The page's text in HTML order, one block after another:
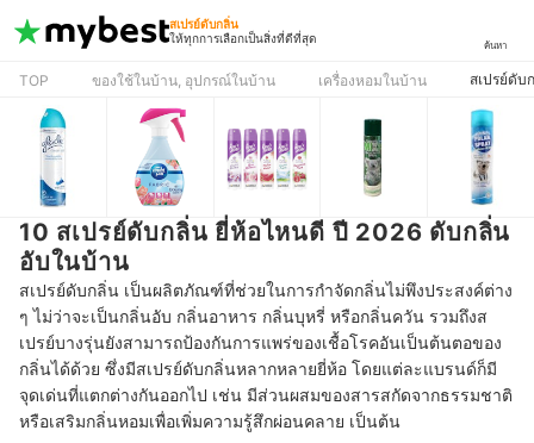
สเปรย์ดับกลิ่น
ให้ทุกการเลือกเป็นสิ่งที่ดีที่สุด
ค้นหา
TOP ของใช้ในบ้าน, อุปกรณ์ในบ้าน เครื่องหอมในบ้าน สเปรย์ดับ
10 สเปรย์ดับกลิ่น ยี่ห้อไหนดี ปี 2026 ดับกลิ่น
อับในบ้าน
สเปรย์ดับกลิ่น เป็นผลิตภัณฑ์ที่ช่วยในการกำจัดกลิ่นไม่พึงประสงค์ต่าง
ๆ ไม่ว่าจะเป็นกลิ่นอับ กลิ่นอาหาร กลิ่นบุหรี่ หรือกลิ่นควัน รวมถึงส
เปรย์บางรุ่นยังสามารถป้องกันการแพร่ของเชื้อโรคอันเป็นต้นตอของ
กลิ่นได้ด้วย ซึ่งมีสเปรย์ดับกลิ่นหลากหลายยี่ห้อ โดยแต่ละแบรนด์ก็มี
จุดเด่นที่แตกต่างกันออกไป เช่น มีส่วนผสมของสารสกัดจากธรรมชาติ
หรือเสริมกลิ่นหอมเพื่อเพิ่มความรู้สึกผ่อนคลาย เป็นต้น